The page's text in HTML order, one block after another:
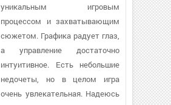
уникальным игровым
процессом и захватывающим
сюжетом. Графика радует глаз,
а управление достаточно
интуитивное. Есть небольшие
недочеты, но в целом игра
очень увлекательная. Надеюсь